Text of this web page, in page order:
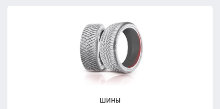
Сбросить
ПОДОБРАТЬ
Сбросить
ПОДОБРАТЬ
Сбросить
ШИНЫ